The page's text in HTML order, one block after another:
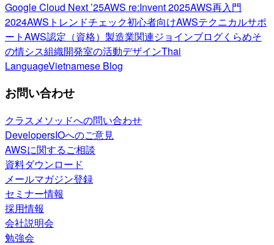
Google Cloud Next ’25AWS re:Invent 2025AWS再入門
2024AWSトレンドチェック初心者向けAWSテクニカルサポ
ートAWS認定（資格） 製造業関連ジョインブログくらめそ
の情シス組織開発室の活動デザインThai
LanguageVietnamese Blog
お問い合わせ
クラスメソッドへの問い合わせ
DevelopersIOへのご意見
AWSに関するご相談
資料ダウンロード
メールマガジン登録
セミナー情報
採用情報
会社説明会
勉強会